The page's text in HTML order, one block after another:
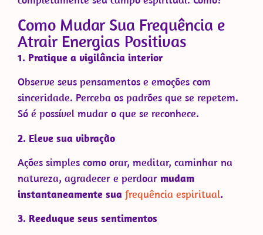
Como Mudar Sua Frequência e
Atrair Energias Positivas
1. Pratique a vigilância interior
Observe seus pensamentos e emoções com
sinceridade. Perceba os padrões que se repetem.
Só é possível mudar o que se reconhece.
2. Eleve sua vibração
Ações simples como orar, meditar, caminhar na
natureza, agradecer e perdoar mudam
instantaneamente sua frequência espiritual.
3. Reeduque seus sentimentos